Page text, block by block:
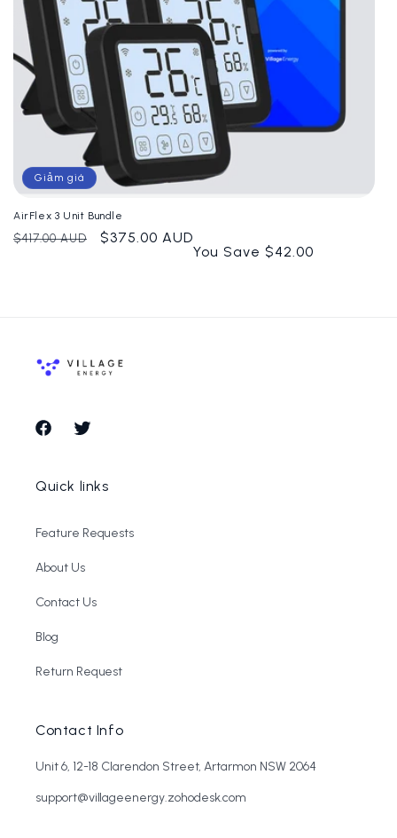
Giảm giá
AirFlex 3 Unit Bundle
Giá
$417.00 AUD
Giá
$375.00 AUD
You Save $42.00
FacebookTwitter
Quick links
Feature Requests
About Us
Contact Us
Blog
Return Request
Contact Info
Unit 6, 12-18 Clarendon Street, Artarmon NSW 2064
support@villageenergy.zohodesk.com